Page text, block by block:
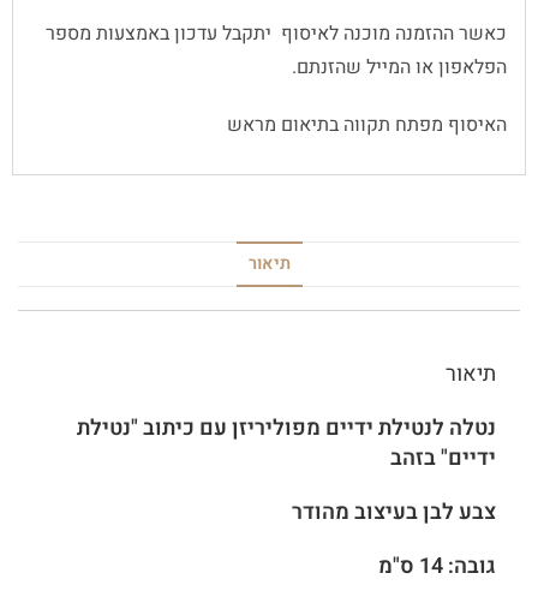
כאשר ההזמנה מוכנה לאיסוף יתקבל עדכון באמצעות מספר
הפלאפון או המייל שהזנתם.
האיסוף מפתח תקווה בתיאום מראש
תיאור
תיאור
נטלה לנטילת ידיים מפוליריזן עם כיתוב "נטילת
ידיים" בזהב
צבע לבן בעיצוב מהודר
גובה: 14 ס"מ